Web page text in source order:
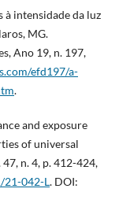
à intensidade da luz
MG.
Ano 19, n. 197,
efd197/a-
.
and exposure
of universal
n. 4, p. 412-424,
21-042-L. DOI: